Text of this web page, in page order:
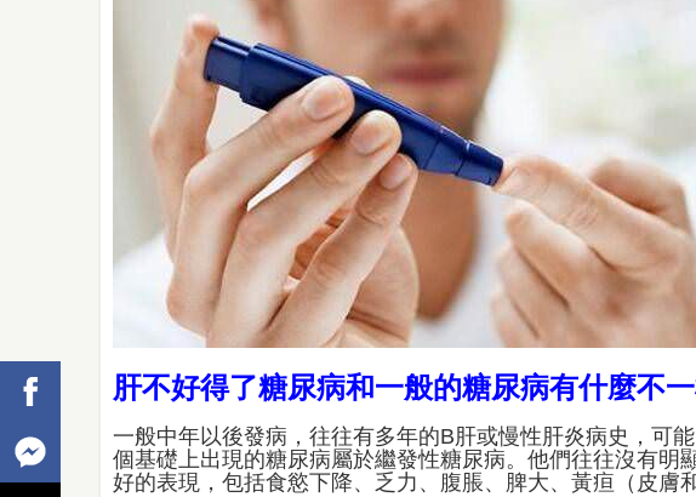
肝不好得了糖尿病和一般的糖尿病有什麼不
一般中年以後發病，往往有多年的B肝或慢性肝炎病史，可
個基礎上出現的糖尿病屬於繼發性糖尿病。他們往往沒有明
好的表現，包括食慾下降、乏力、腹脹、脾大、黃疸（皮膚